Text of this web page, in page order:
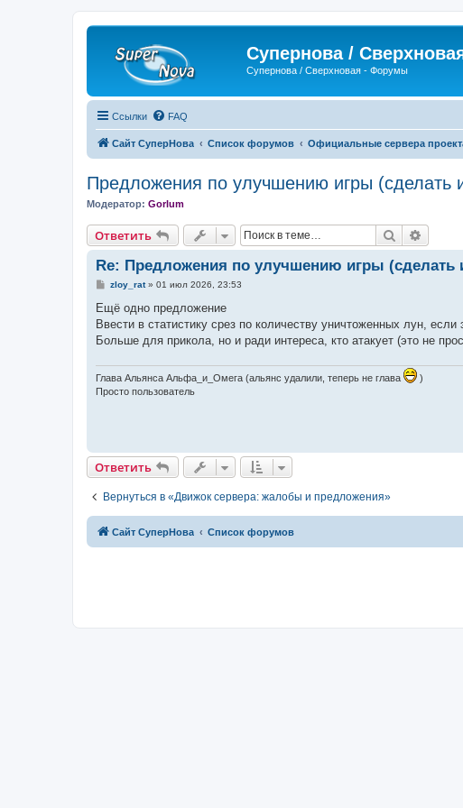
Супернова /
Супернова / Сверхновая - Форумы
Ссылки FAQ
Сайт СуперНова Список форумов Официальные сервера
Предложения по улучшению игры (сделать
Модератор: Gorlum
Ответить Поиск
Re: Предложения по улучшению игры (сделать
С
о
щ
е
zloy_rat» 01 июл 2026, 23:53
Ещё одно предложение
Ввести в статистику срез по количеству уничтоженных лун, если
Больше для прикола, но и ради интереса, кто атакует (это не
Глава Альянса Альфа_и_Омега (альянс удалили, теперь не глава
)
Просто пользователь
Ответить
Вернуться в «Движок сервера: жалобы и предложения»
Сайт СуперНова Список форумов